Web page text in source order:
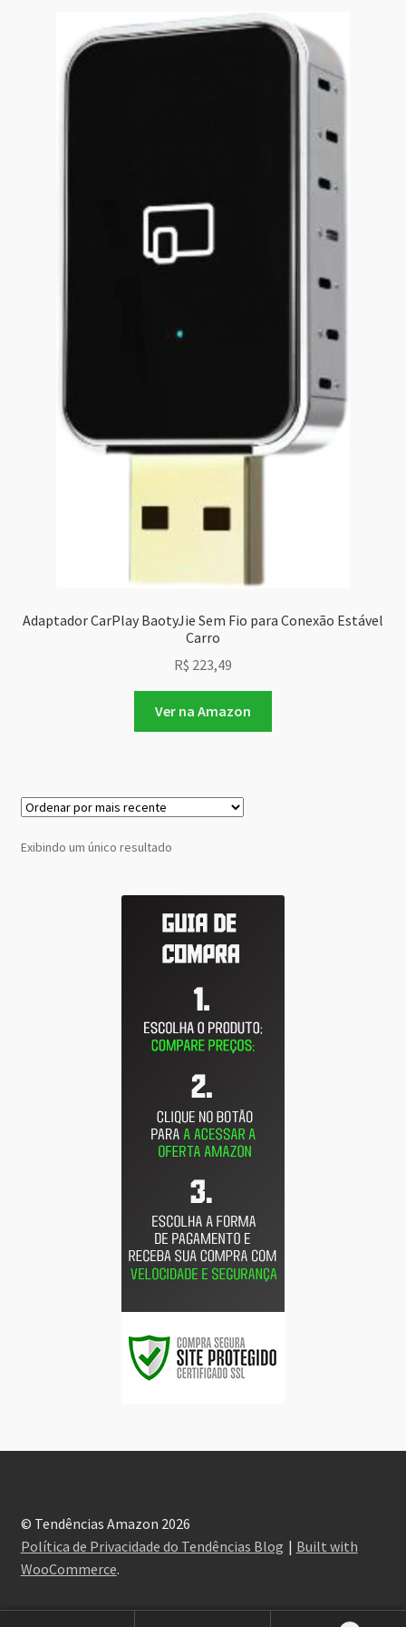
Adaptador CarPlay BaotyJie Sem Fio para Conexão Estável
Carro
R$ 223,49
Ver na Amazon
Exibindo um único resultado
© Tendências Amazon 2026
Política de Privacidade do Tendências Blog
Built with
WooCommerce.